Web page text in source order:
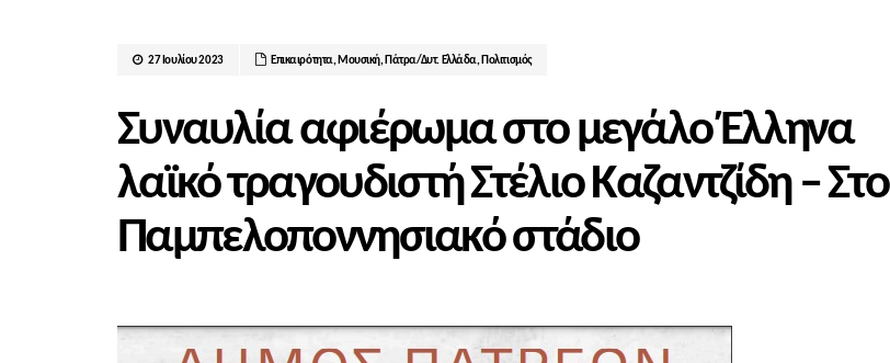
27 Ιουλίου 2023 Επικαιρότητα,Μουσική,Πάτρα/Δυτ. Ελλάδα,Πολιτισμός
Συναυλία αφιέρωμα στο μεγάλο Έλληνα
λαϊκό τραγουδιστή Στέλιο Καζαντζίδη – Στο
Παμπελοποννησιακό στάδιο